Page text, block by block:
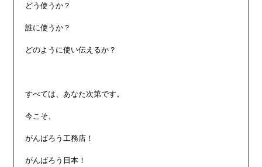
どう使うか？
誰に使うか？
どのように使い伝えるか？
すべては、あなた次第です。
今こそ、
がんばろう工務店！
がんばろう日本！